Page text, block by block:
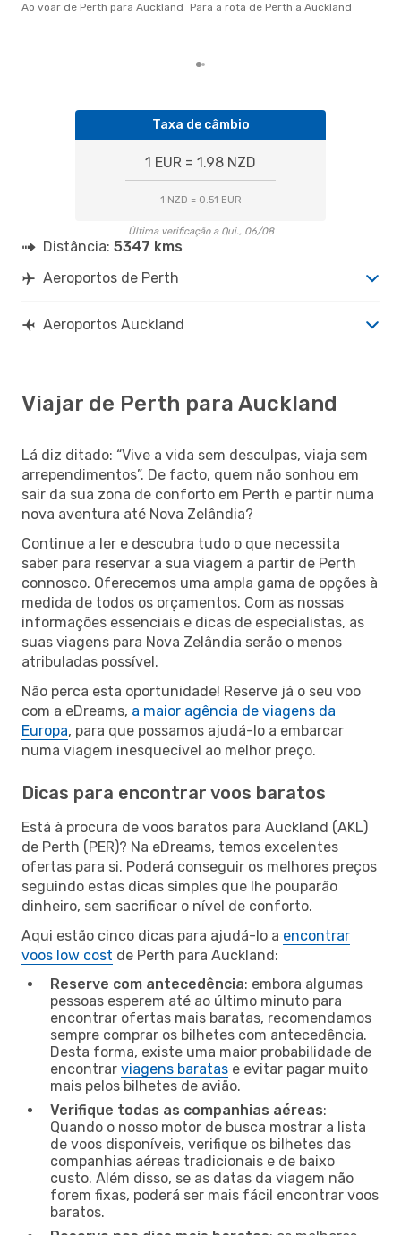
Ao voar de Perth para Auckland Para a rota de Perth a Auckland
Taxa de câmbio
1 EUR = 1.98 NZD
1 NZD = 0.51 EUR
Última verificação a Qui., 06/08
Distância: 5347 kms
Aeroportos de Perth
Aeroportos Auckland
Viajar de Perth para Auckland
Lá diz ditado: “Vive a vida sem desculpas, viaja sem
arrependimentos”. De facto, quem não sonhou em
sair da sua zona de conforto em Perth e partir numa
nova aventura até Nova Zelândia?
Continue a ler e descubra tudo o que necessita
saber para reservar a sua viagem a partir de Perth
connosco. Oferecemos uma ampla gama de opções à
medida de todos os orçamentos. Com as nossas
informações essenciais e dicas de especialistas, as
suas viagens para Nova Zelândia serão o menos
atribuladas possível.
Não perca esta oportunidade! Reserve já o seu voo
com a eDreams, a maior agência de viagens da
Europa, para que possamos ajudá-lo a embarcar
numa viagem inesquecível ao melhor preço.
Dicas para encontrar voos baratos
Está à procura de voos baratos para Auckland (AKL)
de Perth (PER)? Na eDreams, temos excelentes
ofertas para si. Poderá conseguir os melhores preços
seguindo estas dicas simples que lhe pouparão
dinheiro, sem sacrificar o nível de conforto.
Aqui estão cinco dicas para ajudá-lo a encontrar
voos low cost de Perth para Auckland:
Reserve com antecedência: embora algumas
pessoas esperem até ao último minuto para
encontrar ofertas mais baratas, recomendamos
sempre comprar os bilhetes com antecedência.
Desta forma, existe uma maior probabilidade de
encontrar viagens baratas e evitar pagar muito
mais pelos bilhetes de avião.
Verifique todas as companhias aéreas:
Quando o nosso motor de busca mostrar a lista
de voos disponíveis, verifique os bilhetes das
companhias aéreas tradicionais e de baixo
custo. Além disso, se as datas da viagem não
forem fixas, poderá ser mais fácil encontrar voos
baratos.